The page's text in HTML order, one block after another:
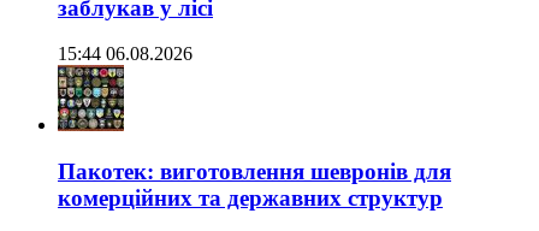
заблукав у лісі
15:44 06.08.2026
Пакотек: виготовлення шевронів для
комерційних та державних структур